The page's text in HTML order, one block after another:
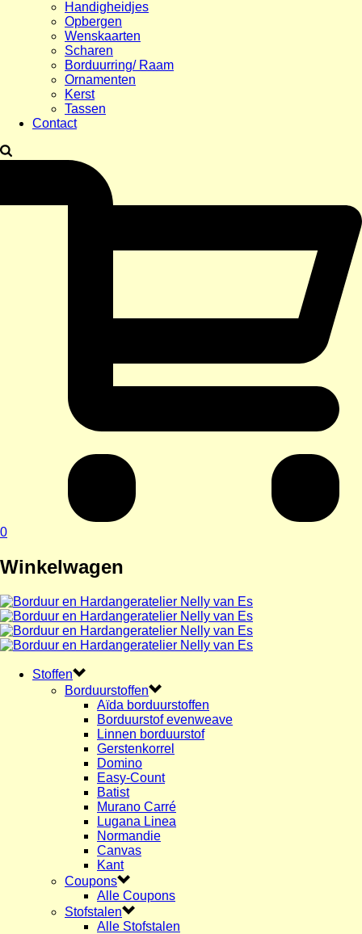
Handigheidjes
Opbergen
Wenskaarten
Scharen
Borduurring/ Raam
Ornamenten
Kerst
Tassen
Contact
0
Winkelwagen
Stoffen
Borduurstoffen
Aïda borduurstoffen
Borduurstof evenweave
Linnen borduurstof
Gerstenkorrel
Domino
Easy-Count
Batist
Murano Carré
Lugana Linea
Normandie
Canvas
Kant
Coupons
Alle Coupons
Stofstalen
Alle Stofstalen